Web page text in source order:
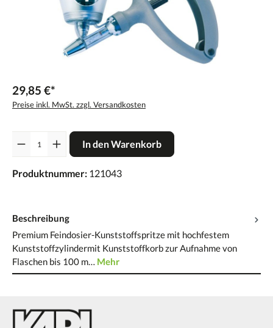
29,85 €*
Preise inkl. MwSt. zzgl. Versandkosten
In den Warenkorb
Produktnummer: 121043
Beschreibung
Premium Feindosier-Kunststoffspritze mit hochfestem
Kunststoffzylindermit Kunststoffkorb zur Aufnahme von
Flaschen bis 100 m… Mehr